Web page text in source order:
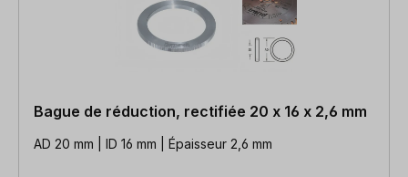
Bague de réduction, rectifiée 20 x 16 x 2,6 mm
AD 20 mm | ID 16 mm | Épaisseur 2,6 mm